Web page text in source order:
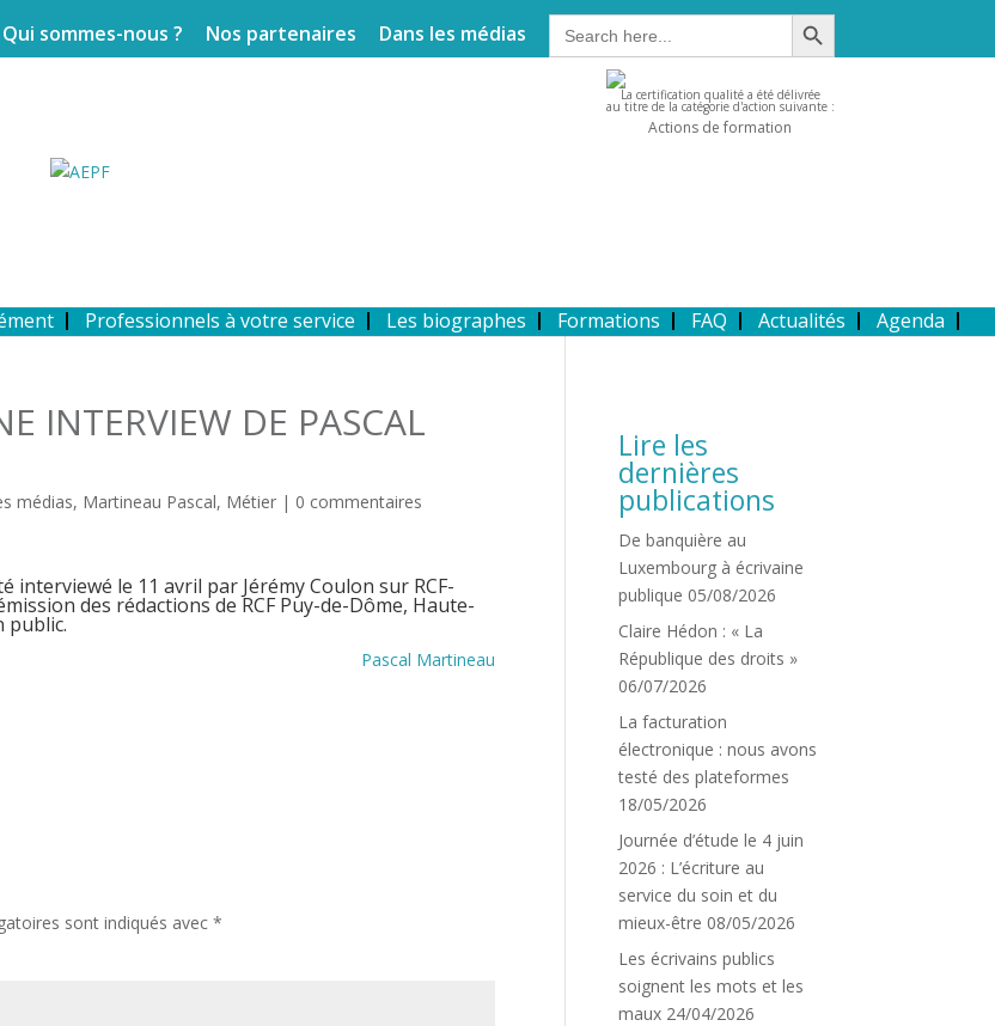
Qui sommes-nous ? Nos partenaires Dans les médias Search
for:
Search Button
La certification qualité a été délivrée
au titre de la catégorie d'action suivante :
Actions de formation
Professionnels à votre service Les biographes Formations FAQ Actualités Agenda
INTERVIEW DE PASCAL
médias, Martineau Pascal, Métier | 0 commentaires
interviewé le 11 avril par Jérémy Coulon sur RCF-
des rédactions de RCF Puy-de-Dôme, Haute-
public.
Pascal Martineau
sont indiqués avec*
Lire les
dernières
publications
De banquière au
Luxembourg à écrivaine
publique 05/08/2026
Claire Hédon : « La
République des droits »
06/07/2026
La facturation
électronique : nous avons
testé des plateformes
18/05/2026
Journée d’étude le 4 juin
2026 : L’écriture au
service du soin et du
mieux-être 08/05/2026
Les écrivains publics
soignent les mots et les
maux 24/04/2026